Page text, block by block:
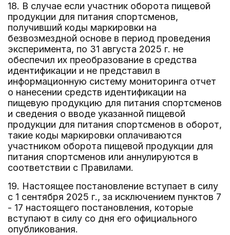
18. В случае если участник оборота пищевой
продукции для питания спортсменов,
получивший коды маркировки на
безвозмездной основе в период проведения
эксперимента, по 31 августа 2025 г. не
обеспечил их преобразование в средства
идентификации и не представил в
информационную систему мониторинга отчет
о нанесении средств идентификации на
пищевую продукцию для питания спортсменов
и сведения о вводе указанной пищевой
продукции для питания спортсменов в оборот,
такие коды маркировки оплачиваются
участником оборота пищевой продукции для
питания спортсменов или аннулируются в
соответствии с Правилами.
19. Настоящее постановление вступает в силу
с 1 сентября 2025 г., за исключением пунктов 7
- 17 настоящего постановления, которые
вступают в силу со дня его официального
опубликования.